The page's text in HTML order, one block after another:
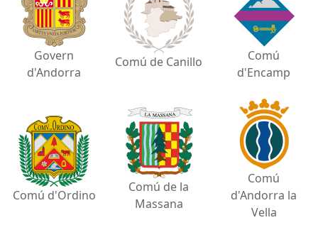
Govern
d'Andorra
Comú de Canillo
Comú
d'Encamp
Comú d'Ordino
Comú de la
Massana
Comú
d'Andorra la
Vella